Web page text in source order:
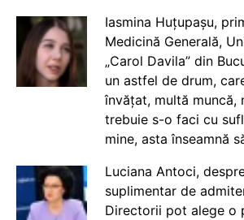
Iasmina Huțupașu,
Medicină Generală,
„Carol Davila” din
un astfel de drum,
învățat, multă muncă,
trebuie s-o faci cu
mine, asta înseamnă
Luciana Antoci,
suplimentar de
Directorii pot alege o